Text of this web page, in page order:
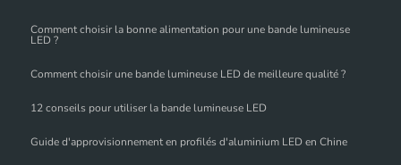
Comment choisir la bonne alimentation pour une bande lumineuse
LED ?
Comment choisir une bande lumineuse LED de meilleure qualité ?
12 conseils pour utiliser la bande lumineuse LED
Guide d'approvisionnement en profilés d'aluminium LED en Chine